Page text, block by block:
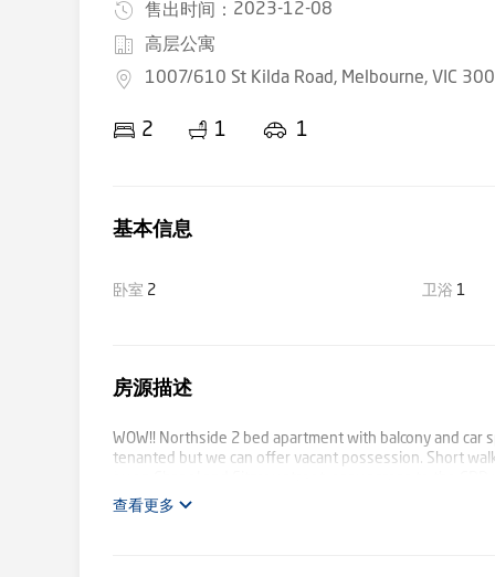
售出时间： 2023-12-08
高层公寓
1007/610 St Kilda Road, Melbourne, VIC
2 1 1
基本信息
卧室 2 卫浴 1
房源描述
WOW!! Northside 2 bed apartment with balcony and
tenanted but we can offer vacant possession. Short
查看更多